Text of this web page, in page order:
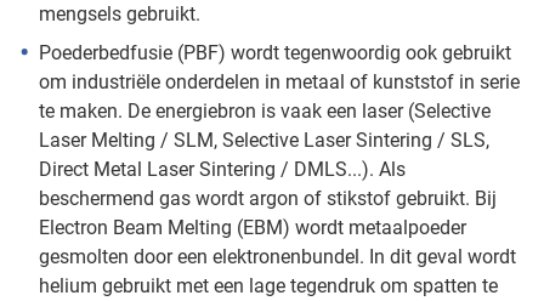
mengsels gebruikt.
Poederbedfusie (PBF) wordt tegenwoordig ook gebruikt
om industriële onderdelen in metaal of kunststof in serie
te maken. De energiebron is vaak een laser (Selective
Laser Melting / SLM, Selective Laser Sintering / SLS,
Direct Metal Laser Sintering / DMLS...). Als
beschermend gas wordt argon of stikstof gebruikt. Bij
Electron Beam Melting (EBM) wordt metaalpoeder
gesmolten door een elektronenbundel. In dit geval wordt
helium gebruikt met een lage tegendruk om spatten te